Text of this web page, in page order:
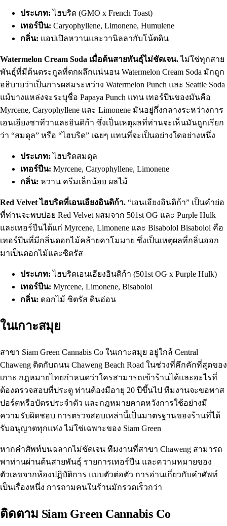
ประเภท: ไฮบริด (GMO x French Toast)
เทอร์ปีน: Caryophyllene, Limonene, Humulene
กลิ่น: แอปเปิลหวานและวานิลลากับโน้ตดิน
Watermelon Cream Soda เมื่อต้นสายพันธุ์ไม่ชัดเจน.ไม่ใช่ทุกสาย
พันธุ์ที่มีต้นตระกูลที่ตกผลึกแน่นอน Watermelon Cream Soda มักถูก
อธิบายว่าเป็นการผสมระหว่าง Watermelon Punch และ Seattle Soda
แม้บางแหล่งจะระบุชื่อ Papaya Punch แทน เทอร์ปีนของมันคือ
Myrcene, Caryophyllene และ Limonene มันอยู่กึ่งกลางระหว่างการ
เอนเอียงซาทีวาและอินดิก้า ซึ่งเป็นเหตุผลที่ท่านจะเห็นมันถูกเรียก
ว่า “สมดุล” หรือ “ไฮบริด” เฉยๆ แทนที่จะเป็นอย่างใดอย่างหนึ่ง
ประเภท: ไฮบริดสมดุล
เทอร์ปีน: Myrcene, Caryophyllene, Limonene
กลิ่น: หวาน ครีมเล็กน้อย ผลไม้
Red Velvet ไฮบริดที่เอนเอียงอินดิก้า. “เอนเอียงอินดิก้า” เป็นคำย่อ
ที่ท่านจะพบบ่อย Red Velvet ผสมจาก 501st OG และ Purple Hulk
และเทอร์ปีนได้แก่ Myrcene, Limonene และ Bisabolol Bisabolol คือ
เทอร์ปีนที่มีกลิ่นดอกไม้คล้ายคาโมมาย ซึ่งเป็นเหตุผลที่กลิ่นออก
มาเป็นดอกไม้และซิตรัส
ประเภท: ไฮบริดเอนเอียงอินดิก้า (501st OG x Purple Hulk)
เทอร์ปีน: Myrcene, Limonene, Bisabolol
กลิ่น: ดอกไม้ ซิตรัส ดินอ่อน
ในเกาะสมุย
สาขา Siam Green Cannabis Co ในเกาะสมุย อยู่ใกล้ Central
Chaweng ติดกับถนน Chaweng Beach Road ในช่วงที่คึกคักที่สุดของ
เกาะ กฎหมายไทยกำหนดว่าใครสามารถเข้าร้านได้และอะไรที่
ต้องตรวจสอบที่ประตู ท่านต้องมีอายุ 20 ปีขึ้นไป ทีมงานจะขอพาส
ปอร์ตหรือบัตรประจำตัว และกฎหมายคาดหวังการใช้อย่างมี
ความรับผิดชอบ การตรวจสอบเหล่านี้เป็นมาตรฐานของร้านที่ได้
รับอนุญาตทุกแห่ง ไม่ใช่เฉพาะของ Siam Green
หากคำศัพท์บนฉลากไม่ชัดเจน ทีมงานที่สาขา Chaweng สามารถ
พาท่านผ่านต้นสายพันธุ์ รายการเทอร์ปีน และความหมายของ
ตัวเลขจากห้องปฏิบัติการ แบบตัวต่อตัว การอ่านเกี่ยวกับคำศัพท์
เป็นเรื่องหนึ่ง การถามคนในร้านมักรวดเร็วกว่า
ติดตาม Siam Green Cannabis Co